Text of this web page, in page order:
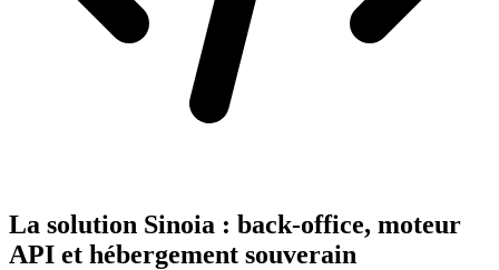
La solution Sinoia : back-office, moteur
API et hébergement souverain